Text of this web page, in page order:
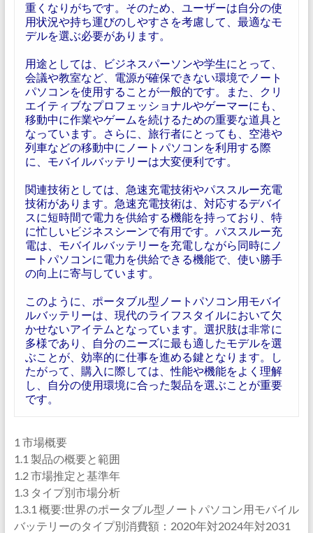
重くなりがちです。そのため、ユーザーは自分の使
用状況や持ち運びのしやすさを考慮して、最適なモ
デルを選ぶ必要があります。
用途としては、ビジネスパーソンや学生にとって、
会議や教室など、電源が確保できない環境でノート
パソコンを使用することが一般的です。また、クリ
エイティブなプロフェッショナルやゲーマーにも、
移動中に作業やゲームを続けるための重要な道具と
なっています。さらに、旅行者にとっても、空港や
列車などの移動中にノートパソコンを利用する際
に、モバイルバッテリーは大変便利です。
関連技術としては、急速充電技術やパススルー充電
技術があります。急速充電技術は、対応するデバイ
スに短時間で電力を供給する機能を持っており、特
に忙しいビジネスシーンで有用です。パススルー充
電は、モバイルバッテリーを充電しながら同時にノ
ートパソコンに電力を供給できる機能で、使い勝手
の向上に寄与しています。
このように、ポータブル型ノートパソコン用モバイ
ルバッテリーは、現代のライフスタイルにおいて欠
かせないアイテムとなっています。選択肢は非常に
多様であり、自分のニーズに最も適したモデルを選
ぶことが、効率的に仕事を進める鍵となります。し
たがって、購入に際しては、性能や機能をよく理解
し、自分の使用環境に合った製品を選ぶことが重要
です。
1 市場概要
1.1 製品の概要と範囲
1.2 市場推定と基準年
1.3 タイプ別市場分析
1.3.1 概要:世界のポータブル型ノートパソコン用モバイル
バッテリーのタイプ別消費額：2020年対2024年対2031